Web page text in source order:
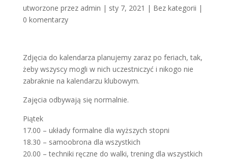
utworzone przez admin | sty 7, 2021 | Bez kategorii |
0 komentarzy
Zdjęcia do kalendarza planujemy zaraz po feriach, tak,
żeby wszyscy mogli w nich uczestniczyć i nikogo nie
zabraknie na kalendarzu klubowym.
Zajęcia odbywają się normalnie.
Piątek
17.00 – układy formalne dla wyższych stopni
18.30 – samoobrona dla wszystkich
20.00 – techniki ręczne do walki, trening dla wszystkich